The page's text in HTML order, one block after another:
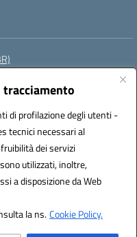
di profilazione degli utenti -
tecnici necessari al
dei servizi
utilizzati, inoltre,
a disposizione da Web
la ns.Cookie Policy.
(IPA): istsc_bree02200r
Solution S.r.l.
Italia